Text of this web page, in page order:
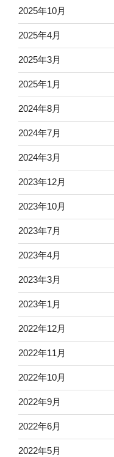
2025年10月
2025年4月
2025年3月
2025年1月
2024年8月
2024年7月
2024年3月
2023年12月
2023年10月
2023年7月
2023年4月
2023年3月
2023年1月
2022年12月
2022年11月
2022年10月
2022年9月
2022年6月
2022年5月